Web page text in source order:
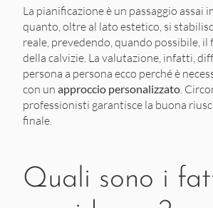
La pianificazione è un passaggio assai
quanto, oltre al lato estetico, si
reale, prevedendo, quando possibile,
della calvizie. La valutazione, infatti,
persona a persona ecco perché è
con un approccio personalizzato.
professionisti garantisce la buona
finale.
Quali sono i